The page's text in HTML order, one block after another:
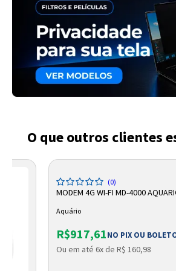
O que outros clientes
(0)
MODEM 4G WI-FI MD-4000
Aquário
R$917,61NO PIX OU
Ou em até 6x de R$ 160,98